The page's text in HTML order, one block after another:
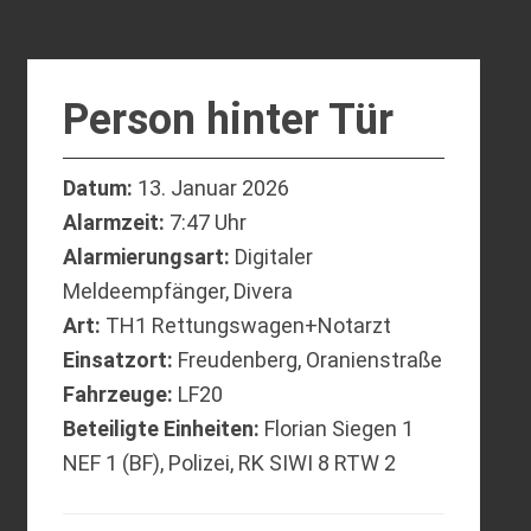
Person hinter Tür
Datum: 13. Januar 2026
Alarmzeit: 7:47 Uhr
Alarmierungsart: Digitaler
Meldeempfänger, Divera
Art: TH1 Rettungswagen+Notarzt
Einsatzort: Freudenberg, Oranienstraße
Fahrzeuge: LF20
Beteiligte Einheiten: Florian Siegen 1
NEF 1 (BF), Polizei, RK SIWI 8 RTW 2